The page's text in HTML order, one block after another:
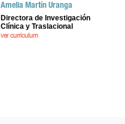
Amelia Martín Uranga
Directora de Investigación
Clínica y Traslacional
ver curriculum